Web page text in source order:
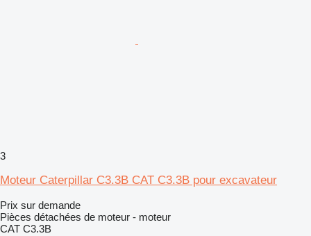
3
Moteur Caterpillar C3.3B CAT C3.3B pour excavateur
Prix sur demande
Pièces détachées de moteur - moteur
CAT C3.3B